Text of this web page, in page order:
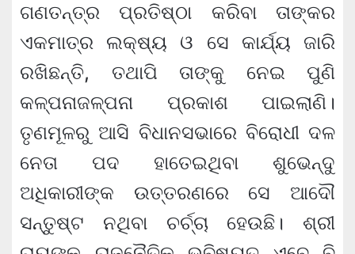
ଗଣତନ୍ତ୍ର ପ୍ରତିଷ୍ଠା କରିବା ତାଙ୍କର
ଏକମାତ୍ର ଲକ୍ଷ୍ୟ ଓ ସେ କାର୍ଯ୍ୟ ଜାରି
ରଖିଛନ୍ତି, ତଥାପି ତାଙ୍କୁ ନେଇ ପୁଣି
କଳ୍ପନାଜଳ୍ପନା ପ୍ରକାଶ ପାଇଲାଣି।
ତୃଣମୂଳରୁ ଆସି ବିଧାନସଭାରେ ବିରୋଧୀ ଦଳ
ନେତା ପଦ ହାତେଇଥିବା ଶୁଭେନ୍ଦୁ
ଅଧିକାରୀଙ୍କ ଉତ୍ତରଣରେ ସେ ଆଦୌ
ସନ୍ତୁଷ୍ଟ ନଥିବା ଚର୍ଚ୍ଚା ହେଉଛି। ଶ୍ରୀ